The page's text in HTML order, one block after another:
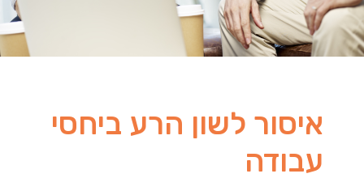
איסור לשון הרע ביחסי
עבודה